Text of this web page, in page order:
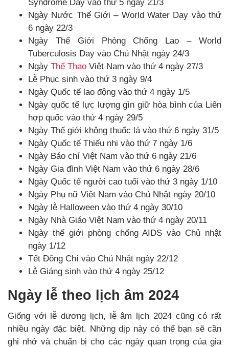
Syndrome Day vào thứ 5 ngày 21/3
Ngày Nước Thế Giới – World Water Day vào thứ
6 ngày 22/3
Ngày Thế Giới Phòng Chống Lao – World
Tuberculosis Day vào Chủ Nhật ngày 24/3
Ngày Thể Thao Việt Nam vào thứ 4 ngày 27/3
Lễ Phục sinh vào thứ 3 ngày 9/4
Ngày Quốc tế lao động vào thứ 4 ngày 1/5
Ngày quốc tế lực lượng gìn giữ hòa bình của Liên
hợp quốc vào thứ 4 ngày 29/5
Ngày Thế giới không thuốc lá vào thứ 6 ngày 31/5
Ngày Quốc tế Thiếu nhi vào thứ 7 ngày 1/6
Ngày Báo chí Việt Nam vào thứ 6 ngày 21/6
Ngày Gia đình Việt Nam vào thứ 6 ngày 28/6
Ngày Quốc tế người cao tuổi vào thứ 3 ngày 1/10
Ngày Phụ nữ Việt Nam vào Chủ Nhật ngày 20/10
Ngày lễ Halloween vào thứ 4 ngày 30/10
Ngày Nhà Giáo Việt Nam vào thứ 4 ngày 20/11
Ngày thế giới phòng chống AIDS vào Chủ nhật
ngày 1/12
Tết Đông Chí vào Chủ Nhật ngày 22/12
Lễ Giáng sinh vào thứ 4 ngày 25/12
Ngày lễ theo lịch âm 2024
Giống với lễ dương lịch, lễ âm lịch 2024 cũng có rất
nhiều ngày đặc biệt. Những dịp này có thể bạn sẽ cần
ghi nhớ và chuẩn bị cho các ngày quan trọng của gia